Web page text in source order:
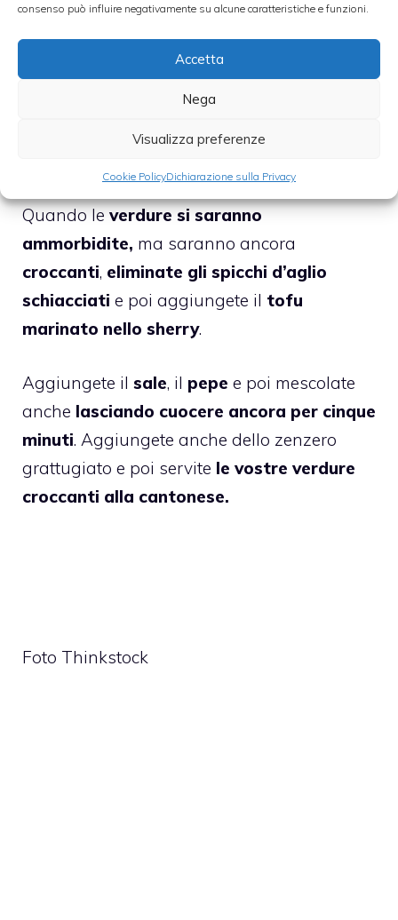
consenso può influire negativamente su alcune caratteristiche e funzioni.
Accetta
Nega
Visualizza preferenze
Cookie PolicyDichiarazione sulla Privacy
e poilasciatele saltare a fuoco vivo
continuando a mescolare e soprattutto a
scuotere la padellain modo tale che
Quando leverdure si saranno
ammorbidite, ma saranno ancora
croccanti, eliminate gli spicchi d’aglio
schiacciati e poi aggiungete il tofu
marinato nello sherry.
Aggiungete il sale, il pepe e poi mescolate
anche lasciando cuocere ancora per cinque
minuti. Aggiungete anche dello zenzero
grattugiato e poi servite le vostre verdure
croccanti alla cantonese.
Foto Thinkstock